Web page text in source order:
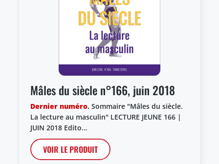
Mâles du siècle n°166, juin 2018
Dernier numéro. Sommaire "Mâles du siècle.
La lecture au masculin" LECTURE JEUNE 166 |
JUIN 2018 Edito…
VOIR LE PRODUIT